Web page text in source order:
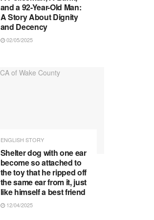
and a 92-Year-Old Man:
A Story About Dignity
and Decency
02/05/2025
ENGLISH STORY
Shelter dog with one ear
become so attached to
the toy that he ripped off
the same ear from it, just
like himself a best friend
12/04/2025